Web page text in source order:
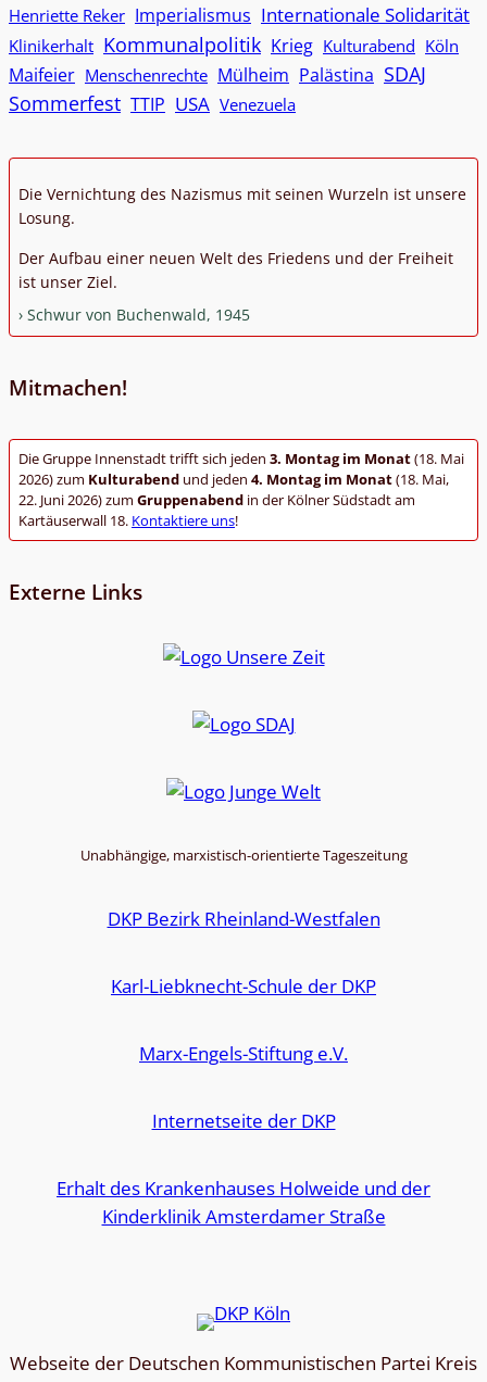
Henriette Reker Imperialismus Internationale Solidarität
Klinikerhalt Kommunalpolitik Krieg Kulturabend Köln
Maifeier Menschenrechte Mülheim Palästina SDAJ
Sommerfest TTIP USA Venezuela
Die Vernichtung des Nazismus mit seinen Wurzeln ist unsere
Losung.
Der Aufbau einer neuen Welt des Friedens und der Freiheit
ist unser Ziel.
Schwur von Buchenwald, 1945
Mitmachen!
DieGruppe Innenstadttrifft sich jeden 3. Montag im Monat(18. Mai
2026) zum Kulturabend und jeden 4. Montag im Monat(18. Mai,
22. Juni 2026) zum Gruppenabend in der Kölner Südstadt am
Kartäuserwall 18. Kontaktiere uns!
Externe Links
Unabhängige, marxistisch-orientierte Tageszeitung
DKP Bezirk Rheinland-Westfalen
Karl-Liebknecht-Schule der DKP
Marx-Engels-Stiftung e.V.
Internetseite der DKP
Erhalt des Krankenhauses Holweide und der
Kinderklinik Amsterdamer Straße
Webseite der Deutschen Kommunistischen Partei Kreis